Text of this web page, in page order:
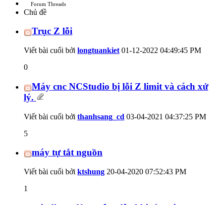
Forum Threads
Chủ đề
Trục Z lỗi
Viết bài cuối bởi longtuankiet 01-12-2022 04:49:45 PM
0
Máy cnc NCStudio bị lỗi Z limit và cách xử
lý.
Viết bài cuối bởi thanhsang_cd 03-04-2021 04:37:25 PM
5
máy tự tắt nguồn
Viết bài cuối bởi ktshung 20-04-2020 07:52:43 PM
1